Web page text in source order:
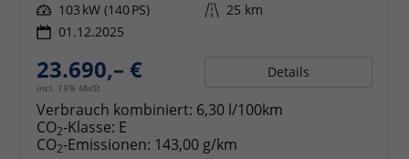
Leistung 103 kW (140 PS) Kilometerstand 25 km
01.12.2025
23.690,– €
incl. 19% MwSt.
Details
Verbrauch kombiniert: 6,30 l/100km
CO2-Klasse: E
CO2-Emissionen: 143,00 g/km